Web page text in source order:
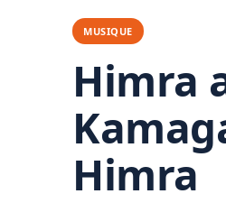
MUSIQUE
Himra
Himra